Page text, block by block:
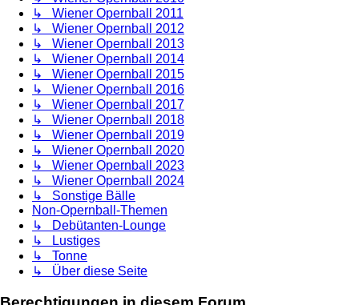
↳ Wiener Opernball 2011
↳ Wiener Opernball 2012
↳ Wiener Opernball 2013
↳ Wiener Opernball 2014
↳ Wiener Opernball 2015
↳ Wiener Opernball 2016
↳ Wiener Opernball 2017
↳ Wiener Opernball 2018
↳ Wiener Opernball 2019
↳ Wiener Opernball 2020
↳ Wiener Opernball 2023
↳ Wiener Opernball 2024
↳ Sonstige Bälle
Non-Opernball-Themen
↳ Debütanten-Lounge
↳ Lustiges
↳ Tonne
↳ Über diese Seite